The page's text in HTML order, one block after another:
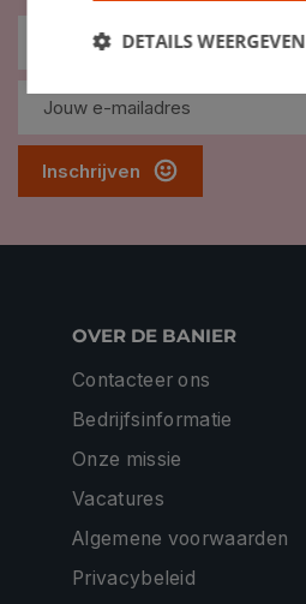
Inschrijven
OVER DE BANIER
Contacteer ons
Bedrijfsinformatie
Onze missie
Vacatures
Algemene voorwaarden
Privacybeleid
DETAILS WEERGEVEN